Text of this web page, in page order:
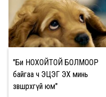
"Би НОХОЙТОЙ БОЛМООР
байгаа ч ЭЦЭГ ЭХ минь
зөвшөөрөхгүй юм"